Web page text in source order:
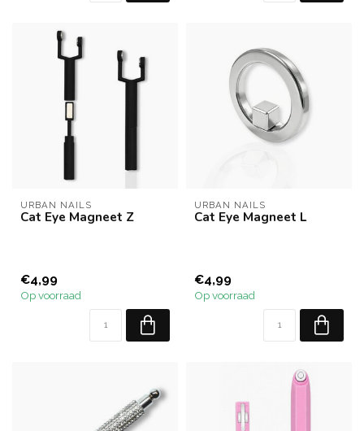
URBAN NAILS
Cat Eye Magneet Z
€4,99
Op voorraad
URBAN NAILS
Cat Eye Magneet L
€4,99
Op voorraad